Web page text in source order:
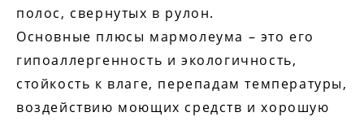
полос, свернутых в рулон.
Основные плюсы мармолеума – это его
гипоаллергенность и экологичность,
стойкость к влаге, перепадам температуры,
воздействию моющих средств и хорошую